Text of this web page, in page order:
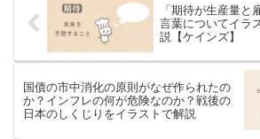
「期待が生産量と
言葉についてイラ
説【ケインズ】
国債の市中消化の原則がなぜ作られたの
か？インフレの何が危険なのか？戦後の
日本のしくじりをイラストで解説